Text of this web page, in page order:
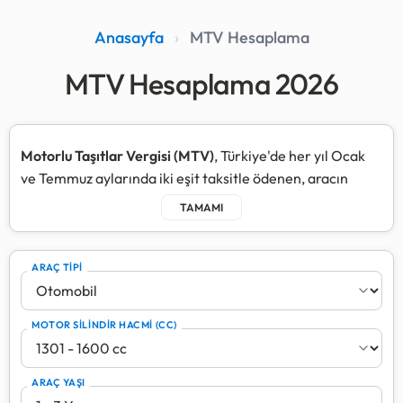
Anasayfa › MTV Hesaplama
MTV Hesaplama 2026
Motorlu Taşıtlar Vergisi (MTV), Türkiye'de her yıl Ocak
ve Temmuz aylarında iki eşit taksitle ödenen, aracın
çevresel etkisi ve yol yıpratma payına göre belirlenen bir
2026 MTV Hesaplama Nasıl Yapılır?
Aracınızın yıllık vergi tutarı; ilk tescil tarihi, motor silindir
hacmi ve araç yaşı gibi temel kriterlere göre sistem
tarafından otomatik olarak hesaplanır. Aracımız, çoğu
araç grubu için geçerli olan en yüksek taşıt değeri
baremini baz alarak en güncel verileri sunar.
ARAÇ TİPİ
MOTOR SİLİNDİR HACMİ (CC)
ARAÇ YAŞI